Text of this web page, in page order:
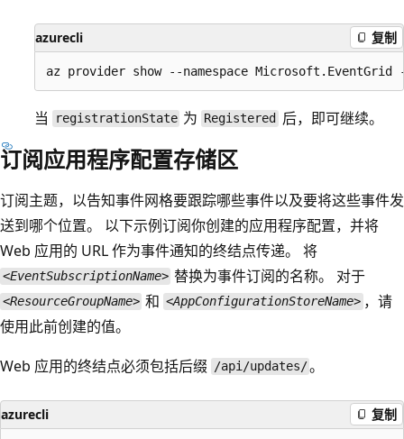
azurecli 复制
当 registrationState 为 Registered 后，即可继续。
订阅应用程序配置存储区
订阅主题，以告知事件网格要跟踪哪些事件以及要将这些事件发
送到哪个位置。 以下示例订阅你创建的应用程序配置，并将
Web 应用的 URL 作为事件通知的终结点传递。 将
<EventSubscriptionName> 替换为事件订阅的名称。 对于
<ResourceGroupName> 和 <AppConfigurationStoreName> ，请
使用此前创建的值。
Web 应用的终结点必须包括后缀 /api/updates/。
azurecli 复制